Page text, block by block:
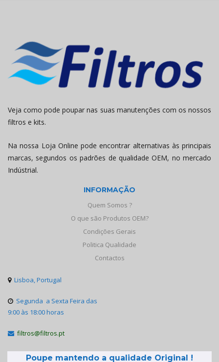
Veja como pode poupar nas suas manutenções com os nossos
filtros e kits.
Na nossa Loja Online pode encontrar alternativas às principais
marcas, segundos os padrões de qualidade OEM, no mercado
Indústrial.
INFORMAÇÃO
Quem Somos ?
O que são Produtos OEM?
Condições Gerais
Politica Qualidade
Contactos
 Lisboa, Portugal
 Segunda a Sexta Feira das
9:00 às 18:00 horas
 filtros@filtros.pt
Poupe mantendo a qualidade Original !